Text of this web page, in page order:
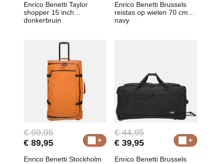
Enrico Benetti Taylor
shopper 15 inch
donkerbruin
Enrico Benetti Brussels
reistas op wielen 70 cm
navy
€ 99,95
€ 89,95
Enrico Benetti Stockholm
€ 44,95
€ 39,95
Enrico Benetti Brussels